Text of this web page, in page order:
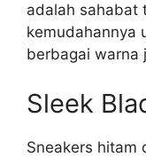
adalah sahabat
kemudahannya
berbagai warna
Sleek
Sneakers hitam